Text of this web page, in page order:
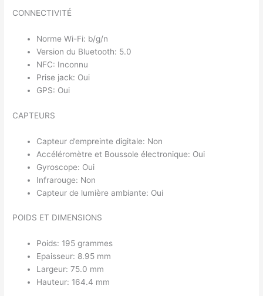
CONNECTIVITÉ
Norme Wi-Fi: b/g/n
Version du Bluetooth: 5.0
NFC: Inconnu
Prise jack: Oui
GPS: Oui
CAPTEURS
Capteur d’empreinte digitale: Non
Accéléromètre et Boussole électronique: Oui
Gyroscope: Oui
Infrarouge: Non
Capteur de lumière ambiante: Oui
POIDS ET DIMENSIONS
Poids: 195 grammes
Epaisseur: 8.95 mm
Largeur: 75.0 mm
Hauteur: 164.4 mm